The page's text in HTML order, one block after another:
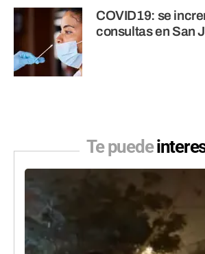
COVID19: se
consultas en San
Te puede